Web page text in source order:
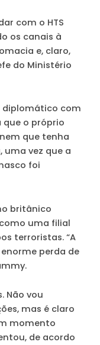
com o HTS
os canais à
e, claro,
do Ministério
diplomático com
o próprio
que tenha
uma vez que a
foi
britânico
uma filial
terroristas. “A
perda de
Não vou
mas é claro
momento
de acordo